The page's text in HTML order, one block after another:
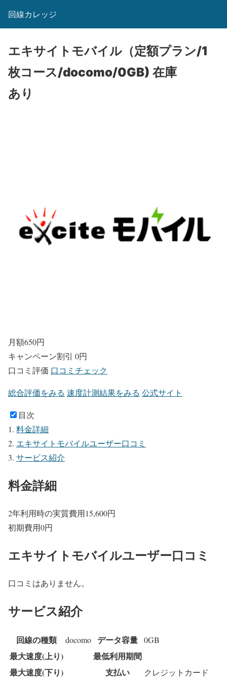
回線カレッジ
エキサイトモバイル（定額プラン/1
枚コース/docomo/0GB) 在庫
あり
月額650円
キャンペーン割引 0円
口コミ評価 口コミチェック
総合評価をみる 速度計測結果をみる 公式サイト
目次
料金詳細
エキサイトモバイルユーザー口コミ
サービス紹介
料金詳細
2年利用時の実質費用15,600円
初期費用0円
エキサイトモバイルユーザー口コミ
口コミはありません。
サービス紹介
回線の種類 docomo データ容量 0GB
最大速度(上り)
最低利用期間
最大速度(下り)
支払い クレジットカード